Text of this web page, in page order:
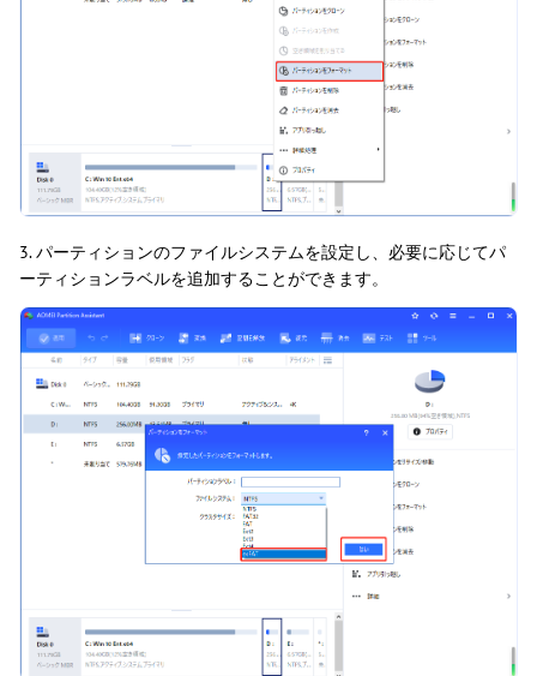
3. パーティションのファイルシステムを設定し、必要に応じてパ
ーティションラベルを追加することができます。